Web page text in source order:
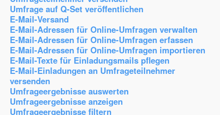
Umfrage auf Q-Set veröffentlichen
E-Mail-Versand
E-Mail-Adressen für Online-Umfragen verwalten
E-Mail-Adressen für Online-Umfragen erfassen
E-Mail-Adressen für Online-Umfragen importieren
E-Mail-Texte für Einladungsmails pflegen
E-Mail-Einladungen an Umfrageteilnehmer
versenden
Umfrageergebnisse auswerten
Umfrageergebnisse anzeigen
Umfrageergebnisse filtern